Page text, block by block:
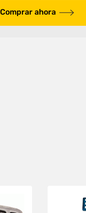
Comprar ahora